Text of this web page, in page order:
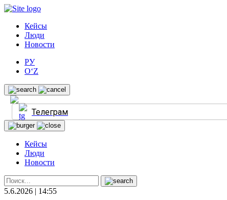
Кейсы
Люди
Новости
РУ
O‘Z
Телеграм
Кейсы
Люди
Новости
5.6.2026 | 14:55